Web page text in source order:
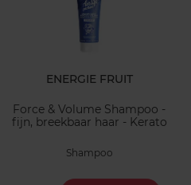
ENERGIE FRUIT
Force & Volume Shampoo -
fijn, breekbaar haar - Kerato
Shampoo